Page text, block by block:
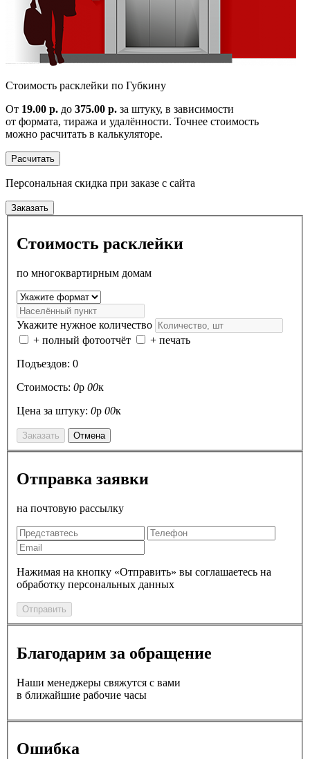
Cтоимость расклейки по Губкину
От 19.00 р. до 375.00 р. за штуку, в зависимости
от формата, тиража и удалённости. Точнее стоимость
можно расчитать в калькуляторе.
Расчитать
Персональная скидка при заказе с сайта
Заказать
Стоимость расклейки
по многоквартирным домам
Укажите нужное количество
+ полный фотоотчёт
+ печать
Подъездов: 0
Стоимость: 0р 00к
Цена за штуку: 0р 00к
Заказать Отмена
Отправка заявки
на почтовую рассылку
Нажимая на кнопку «Отправить» вы соглашаетесь на
обработку персональных данных
Отправить
Благодарим за обращение
Наши менеджеры свяжутся с вами
в ближайшие рабочие часы
Ошибка